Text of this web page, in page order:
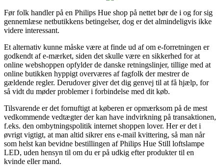
Før folk handler på en Philips Hue shop på nettet bør de i og for sig
gennemlæse netbutikkens betingelser, dog er det almindeligvis ikke
videre interessant.
Et alternativ kunne måske være at finde ud af om e-forretningen er
godkendt af e-mærket, siden det skulle være en sikkerhed for at
online webshoppen opfylder de danske retningslinjer, tillige med at
online butikken hyppigt overværes af fagfolk der mestrer de
gældende regler. Derudover giver det dig genvej til at få hjælp, for
så vidt du møder problemer i forbindelse med dit køb.
Tilsvarende er det fornuftigt at køberen er opmærksom på de mest
vedkommende vedtægter der kan have indvirkning på transaktionen,
f.eks. den ombytningspolitik internet shoppen lover. Her er det i
øvrigt vigtigt, at man altid sikrer ens e-mail kvittering, så man når
som helst kan bevidne bestillingen af Philips Hue Still loftslampe
LED, uden hensyn til om du er på udkig efter produkter til en
kvinde eller mand.